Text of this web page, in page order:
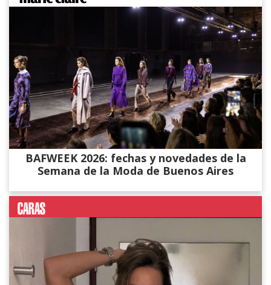
BAFWEEK 2026: fechas y novedades de la
Semana de la Moda de Buenos Aires